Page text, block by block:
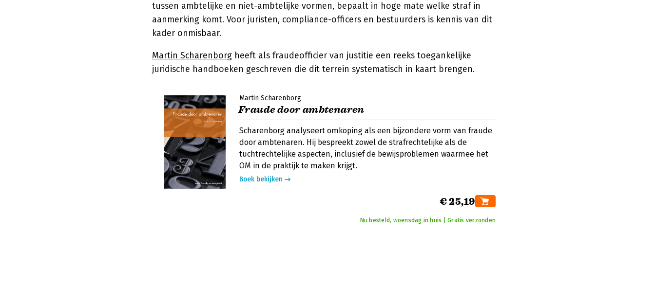
tussen ambtelijke en niet-ambtelijke vormen, bepaalt in hoge mate welke straf in
aanmerking komt. Voor juristen, compliance-officers en bestuurders is kennis van dit
kader onmisbaar.
Martin Scharenborg heeft als fraudeofficier van justitie een reeks toegankelijke
juridische handboeken geschreven die dit terrein systematisch in kaart brengen.
Martin Scharenborg
Fraude door ambtenaren
Scharenborg analyseert omkoping als een bijzondere vorm van fraude
door ambtenaren. Hij bespreekt zowel de strafrechtelijke als de
tuchtrechtelijke aspecten, inclusief de bewijsproblemen waarmee het
OM in de praktijk te maken krijgt.
Boek bekijken
€ 25,19
Nu besteld, woensdag in huis | Gratis verzonden